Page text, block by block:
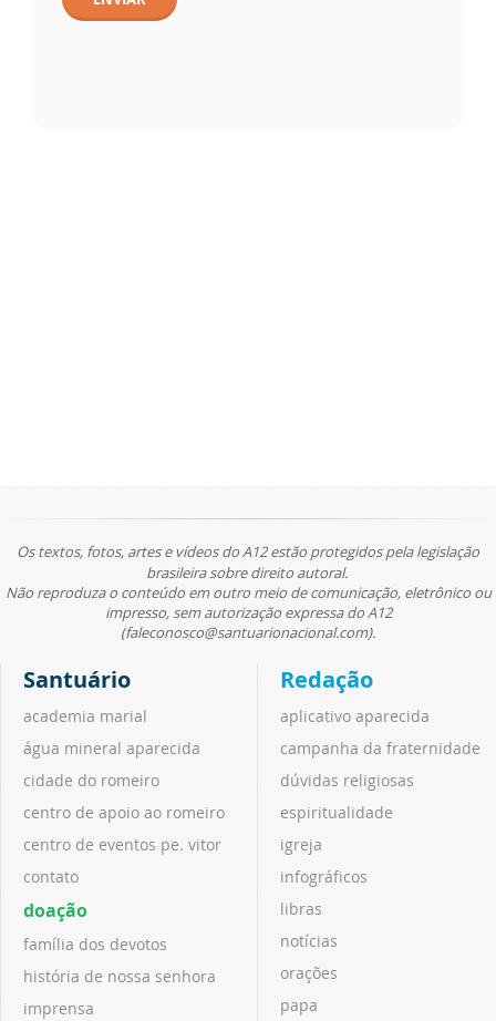
Os textos, fotos, artes e vídeos do A12 estão protegidos pela legislação
brasileira sobre direito autoral.
Não reproduza o conteúdo em outro meio de comunicação, eletrônico ou
impresso, sem autorização expressa do A12
(faleconosco@santuarionacional.com).
Santuário
academia marial
água mineral aparecida
cidade do romeiro
centro de apoio ao romeiro
centro de eventos pe. vitor
contato
doação
família dos devotos
história de nossa senhora
imprensa
Redação
aplicativo aparecida
campanha da fraternidade
dúvidas religiosas
espiritualidade
igreja
infográficos
libras
notícias
orações
papa